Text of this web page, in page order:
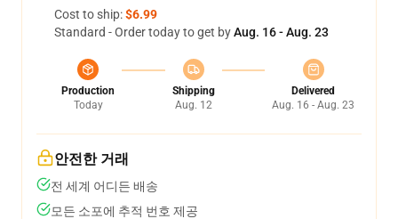
Cost to ship:$6.99
Standard - Order today to get byAug. 16 - Aug. 23
Production
Today
Shipping
Aug. 12
Delivered
Aug. 16 - Aug. 23
안전한 거래
전 세계 어디든 배송
모든 소포에 추적 번호 제공